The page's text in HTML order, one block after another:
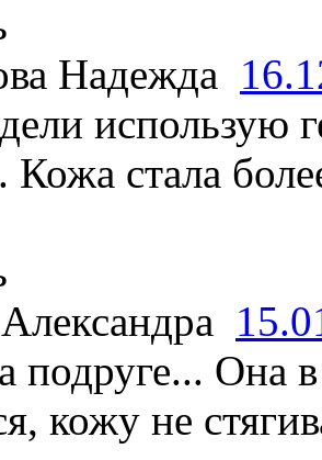
Надежда
использую
стала
подруге... Она
кожу не